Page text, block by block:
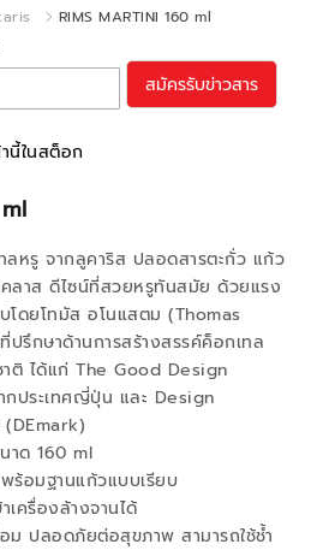
RIMS MARTINI 160 ml
หรู จากลูคาริส ปลอดสารตะกั่ว แก้ว
ลาส ดีไซน์ที่สวยหรูทันสมัย ด้วยแรง
ดยโทมัส อโนแสตม (Thomas
รึกษาด้านการสร้างสรรค์ค็อกเทล
ติ ได้แก่ The Good Design
ประเทศญี่ปุ่น และ Design
าด 160 ml
ร้อมฐานแก้วแบบเรียบ
เครื่องล้างจานได้
ม ปลอดภัยต่อสุขภาพ สามารถใช้ช้ำ
สมัครรับข่าวสาร
นี้ในสต็อก